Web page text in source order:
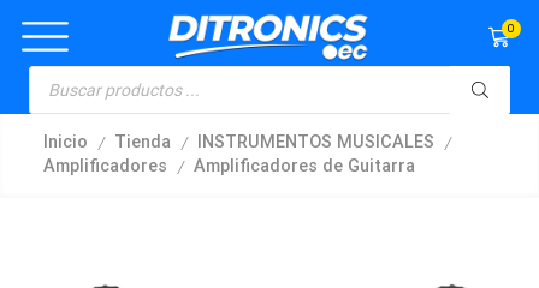
0
Inicio / Tienda / INSTRUMENTOS MUSICALES /
Amplificadores / Amplificadores de Guitarra